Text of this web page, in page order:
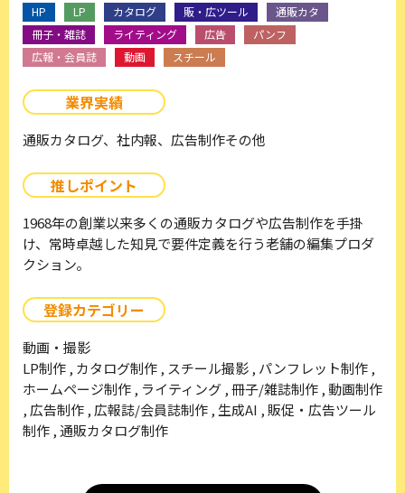
HP LP カタログ 販・広ツール
通販カタ
冊子・雑誌
ライティング 広告
パンフ
広報・会員誌
動画 スチール
業界実績
通販カタログ、社内報、広告制作その他
推しポイント
1968年の創業以来多くの通販カタログや広告制作を手掛
け、常時卓越した知見で要件定義を行う老舗の編集プロダ
クション。
登録カテゴリー
動画・撮影
LP制作 , カタログ制作 , スチール撮影 , パンフレット制作 ,
ホームページ制作 , ライティング , 冊子/雑誌制作 , 動画制作
, 広告制作 , 広報誌/会員誌制作 , 生成AI , 販促・広告ツール
制作 , 通販カタログ制作